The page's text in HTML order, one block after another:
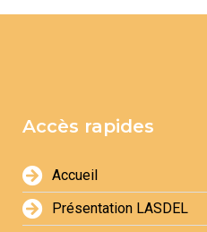
Accès rapides
Accueil
Présentation LASDEL